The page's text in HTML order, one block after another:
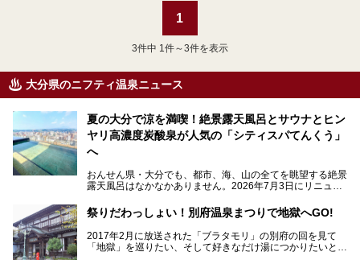
1
3件中 1件～3件を表示
大分県のニフティ温泉ニュース
夏の大分で涼を満喫！絶景露天風呂とサウナとヒン
ヤリ高濃度炭酸泉が人気の「シティスパてんくう」
へ
おんせん県・大分でも、都市、海、山の全てを眺望する絶景
露天風呂はなかなかありません。2026年7月3日にリニュー
てんくう(CITY SPA てんくう)」は、なんとJR大分駅直結と
いう利便性の高さ！
地上80mという圧倒的な開放感が魅力。温泉、ロウリュサウ
ナ、そしてひんやりとした約27度の高濃度炭酸泉で交互浴
祭りだわっしょい！別府温泉まつりで地獄へGO!
2017年2月に放送された「ブラタモリ」の別府の回を見て
「地獄」を巡りたい、そして好きなだけ湯につかりたいと切